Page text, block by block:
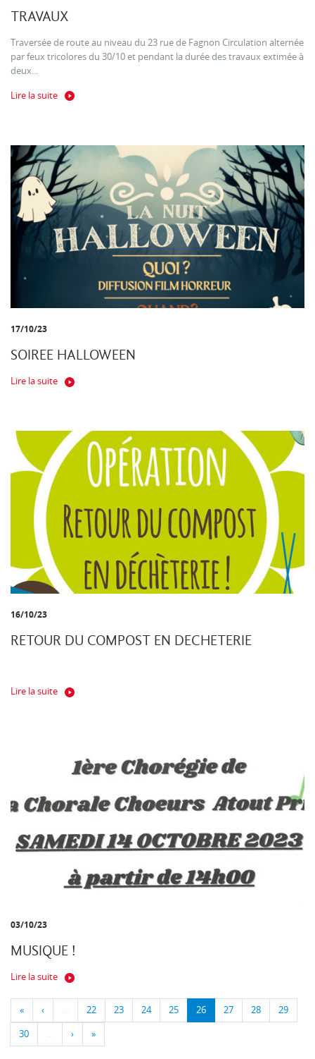
TRAVAUX
Traversée de route au niveau du 23 rue de Fagnon Circulation alternée
par feux tricolores du 30/10 et pendant la durée des travaux extimée à
deux...
Lire la suite
17/10/23
SOIREE HALLOWEEN
Lire la suite
16/10/23
RETOUR DU COMPOST EN DECHETERIE
Lire la suite
03/10/23
MUSIQUE !
Lire la suite
« ‹ … 22 23 24 25 26 27 28 29
30 … › »